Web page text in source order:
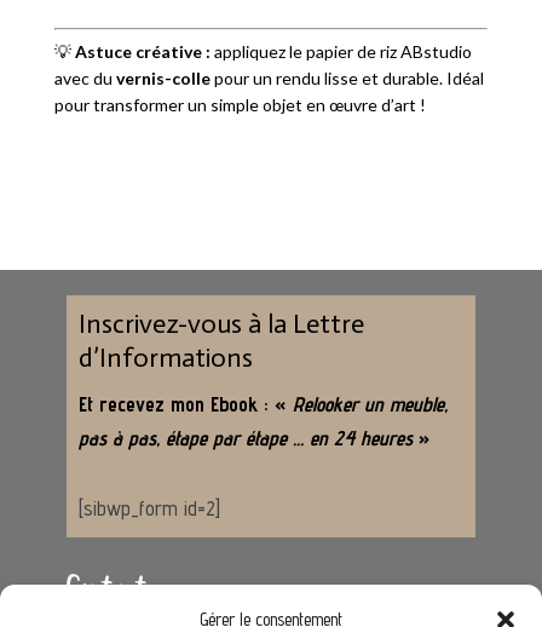
Gérer le consentement
💡Astuce créative : appliquez le papier de riz ABstudio
avec du vernis-collepour un rendu lisse et durable. Idéal
pour transformer un simple objet en œuvre d’art !
Inscrivez-vous à la Lettre
d’Informations
Et recevez mon Ebook : « Relooker un meuble,
pas à pas, étape par étape … en 24 heures »
[sibwp_form id=2]
Contact